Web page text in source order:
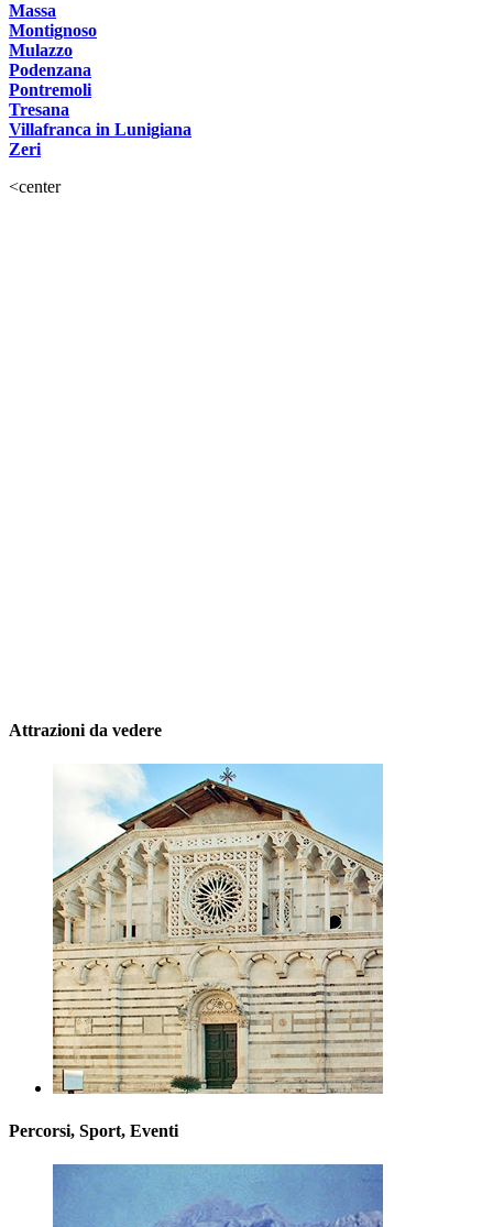
Massa
Montignoso
Mulazzo
Podenzana
Pontremoli
Tresana
Villafranca in Lunigiana
Zeri
<center
Attrazioni da vedere
Percorsi, Sport, Eventi